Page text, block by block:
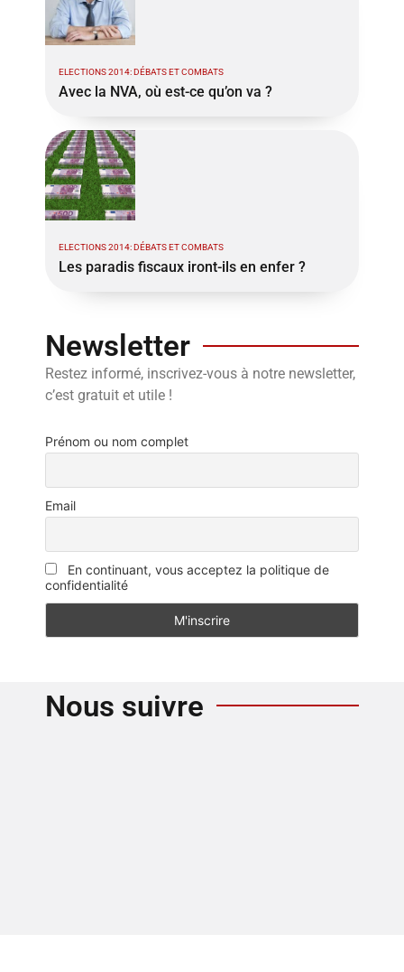
ELECTIONS 2014: DÉBATS ET COMBATS
Avec la NVA, où est-ce qu’on va ?
ELECTIONS 2014: DÉBATS ET COMBATS
Les paradis fiscaux iront-ils en enfer ?
Newsletter
Restez informé, inscrivez-vous à notre newsletter,
c’est gratuit et utile !
Prénom ou nom complet
Email
En continuant, vous acceptez la politique de
confidentialité
Nous suivre